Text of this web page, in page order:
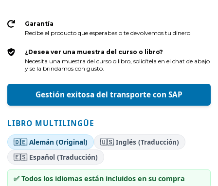
Garantía
Recibe el producto que esperabas o te devolvemos tu dinero
¿Desea ver una muestra del curso o libro?
Necesita una muestra del curso o libro, solicítela en el chat de abajo
y se la brindamos con gusto.
Gestión exitosa del transporte con SAP
LIBRO MULTILINGÜE
🇩🇪 Alemán (Original)
🇺🇸 Inglés (Traducción)
🇪🇸 Español (Traducción)
✅ Todos los idiomas están incluidos en su compra